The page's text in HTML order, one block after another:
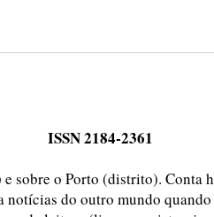
ISSN 2184-2361
sobre o Porto (distrito). Conta
do outro mundo